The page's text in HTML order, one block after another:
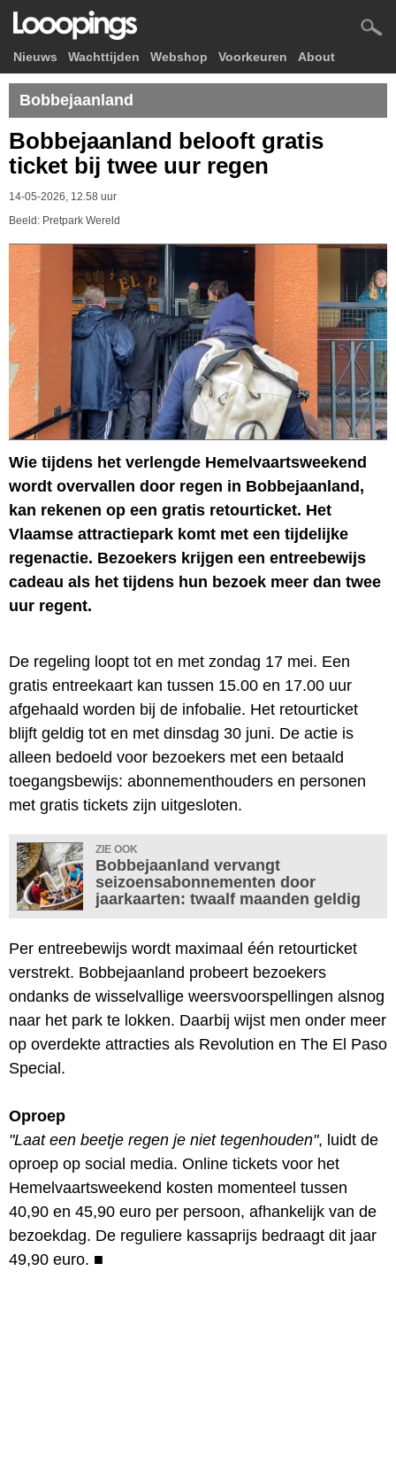
Nieuws Wachttijden Webshop Voorkeuren About
Bobbejaanland
Bobbejaanland belooft gratis
ticket bij twee uur regen
14-05-2026, 12.58 uur
Beeld: Pretpark Wereld
Wie tijdens het verlengde Hemelvaartsweekend
wordt overvallen door regen in Bobbejaanland,
kan rekenen op een gratis retourticket. Het
Vlaamse attractiepark komt met een tijdelijke
regenactie. Bezoekers krijgen een entreebewijs
cadeau als het tijdens hun bezoek meer dan twee
uur regent.
De regeling loopt tot en met zondag 17 mei. Een
gratis entreekaart kan tussen 15.00 en 17.00 uur
afgehaald worden bij de infobalie. Het retourticket
blijft geldig tot en met dinsdag 30 juni. De actie is
alleen bedoeld voor bezoekers met een betaald
toegangsbewijs: abonnementhouders en personen
met gratis tickets zijn uitgesloten.
ZIE OOK
Bobbejaanland vervangt
seizoensabonnementen door
jaarkaarten: twaalf maanden geldig
Per entreebewijs wordt maximaal één retourticket
verstrekt. Bobbejaanland probeert bezoekers
ondanks de wisselvallige weersvoorspellingen alsnog
naar het park te lokken. Daarbij wijst men onder meer
op overdekte attracties als Revolution en The El Paso
Special.
Oproep
"Laat een beetje regen je niet tegenhouden", luidt de
oproep op social media. Online tickets voor het
Hemelvaartsweekend kosten momenteel tussen
40,90 en 45,90 euro per persoon, afhankelijk van de
bezoekdag. De reguliere kassaprijs bedraagt dit jaar
49,90 euro. ■